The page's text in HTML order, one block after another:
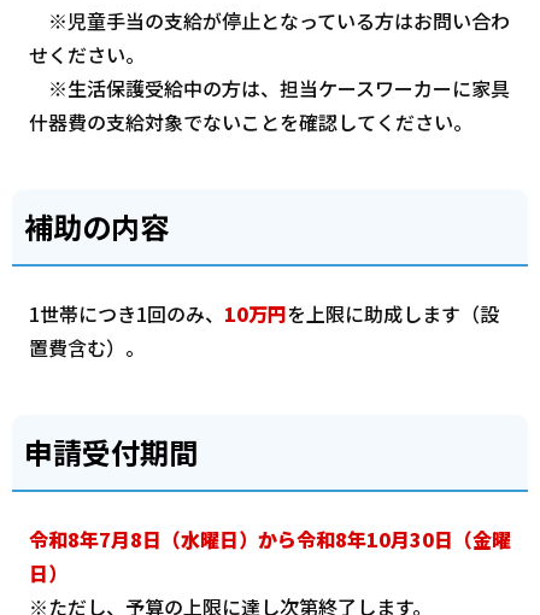
※児童手当の支給が停止となっている方はお問い合わ
せください。
※生活保護受給中の方は、担当ケースワーカーに家具
什器費の支給対象でないことを確認してください。
補助の内容
1世帯につき1回のみ、 10万円を上限に助成します（設
置費含む）。
申請受付期間
令和8年7月8日（水曜日）から令和8年10月30日（金曜
日）
※ただし、予算の上限に達し次第終了します。